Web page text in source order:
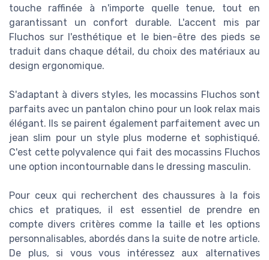
touche raffinée à n'importe quelle tenue, tout en
garantissant un confort durable. L'accent mis par
Fluchos sur l'esthétique et le bien-être des pieds se
traduit dans chaque détail, du choix des matériaux au
design ergonomique.
S'adaptant à divers styles, les mocassins Fluchos sont
parfaits avec un pantalon chino pour un look relax mais
élégant. Ils se pairent également parfaitement avec un
jean slim pour un style plus moderne et sophistiqué.
C'est cette polyvalence qui fait des mocassins Fluchos
une option incontournable dans le dressing masculin.
Pour ceux qui recherchent des chaussures à la fois
chics et pratiques, il est essentiel de prendre en
compte divers critères comme la taille et les options
personnalisables, abordés dans la suite de notre article.
De plus, si vous vous intéressez aux alternatives